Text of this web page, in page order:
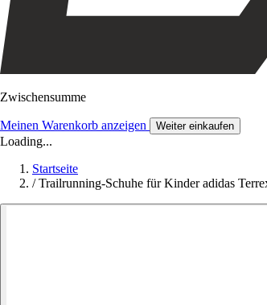
Zwischensumme
Meinen Warenkorb anzeigen Weiter einkaufen
Loading...
Startseite
/ Trailrunning-Schuhe für Kinder adidas